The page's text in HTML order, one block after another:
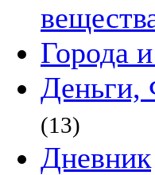
Города
Деньги,
(13)
Дневник